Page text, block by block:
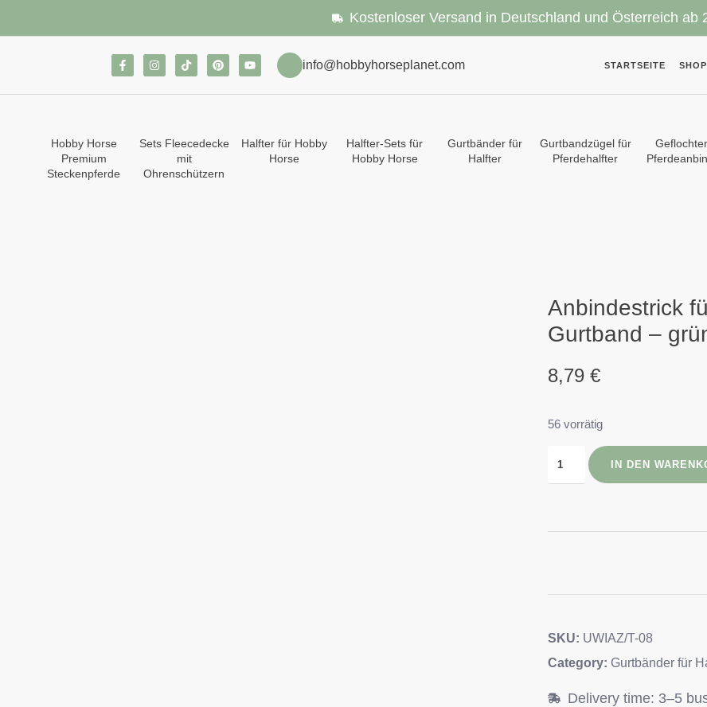
Kostenloser Versand in Deutschland und Österreich ab
info@hobbyhorseplanet.com STARTSEITE SHOP
Hobby Horse
Premium
Steckenpferde
Sets Fleecedecke
mit
Ohrenschützern
Halfter für Hobby
Horse
Halfter-Sets für
Hobby Horse
Gurtbänder für
Halfter
Gurtbandzügel für
Pferdehalfter
Anbindestrick
Gurtband –
8,79 €
56 vorrätig
IN DEN
SKU: UWIAZ/T-08
Category: Gurtbänder für
Delivery time: 3–5